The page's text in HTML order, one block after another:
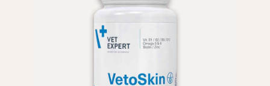
БЛОГ
Оплата и доставка
О Нас